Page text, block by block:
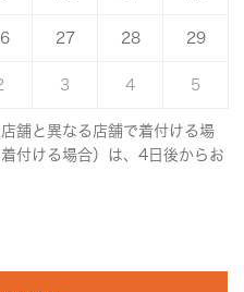
27 28 29
3 4 5
舗と異なる店舗で着付ける場
付ける場合）は、4日後からお